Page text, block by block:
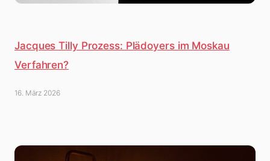
Jacques Tilly Prozess: Plädoyers im Moskau
Verfahren?
16. März 2026